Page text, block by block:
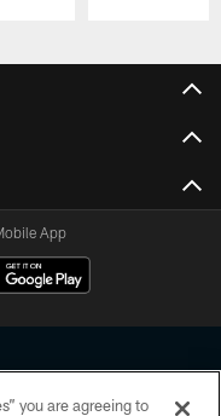
App
you are agreeing to